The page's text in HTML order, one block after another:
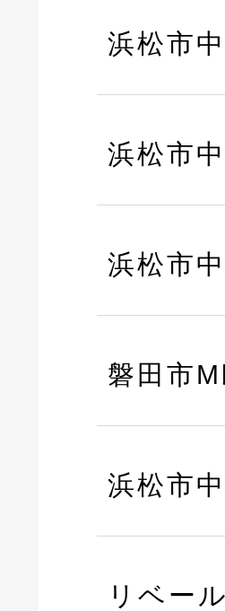
浜松市
浜松市
浜松市
磐田市M
浜松市
リベー